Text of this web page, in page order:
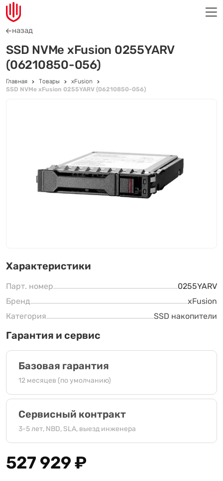
назад
SSD NVMe xFusion 0255YARV
(06210850-056)
Главная Товары
xFusion
SSD NVMe xFusion 0255YARV (06210850-056)
Характеристики
Парт. номер
0255YARV
Бренд
xFusion
Категория
SSD накопители
Гарантия и сервис
Базовая гарантия
12 месяцев (по умолчанию)
Сервисный контракт
3-5 лет, NBD, SLA, выезд инженера
527 929₽